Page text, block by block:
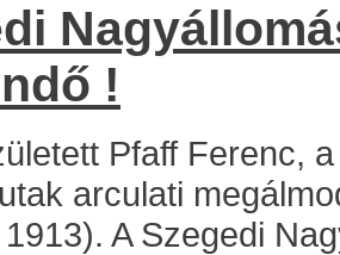
!
Pfaff Ferenc,
arculati
A Szegedi